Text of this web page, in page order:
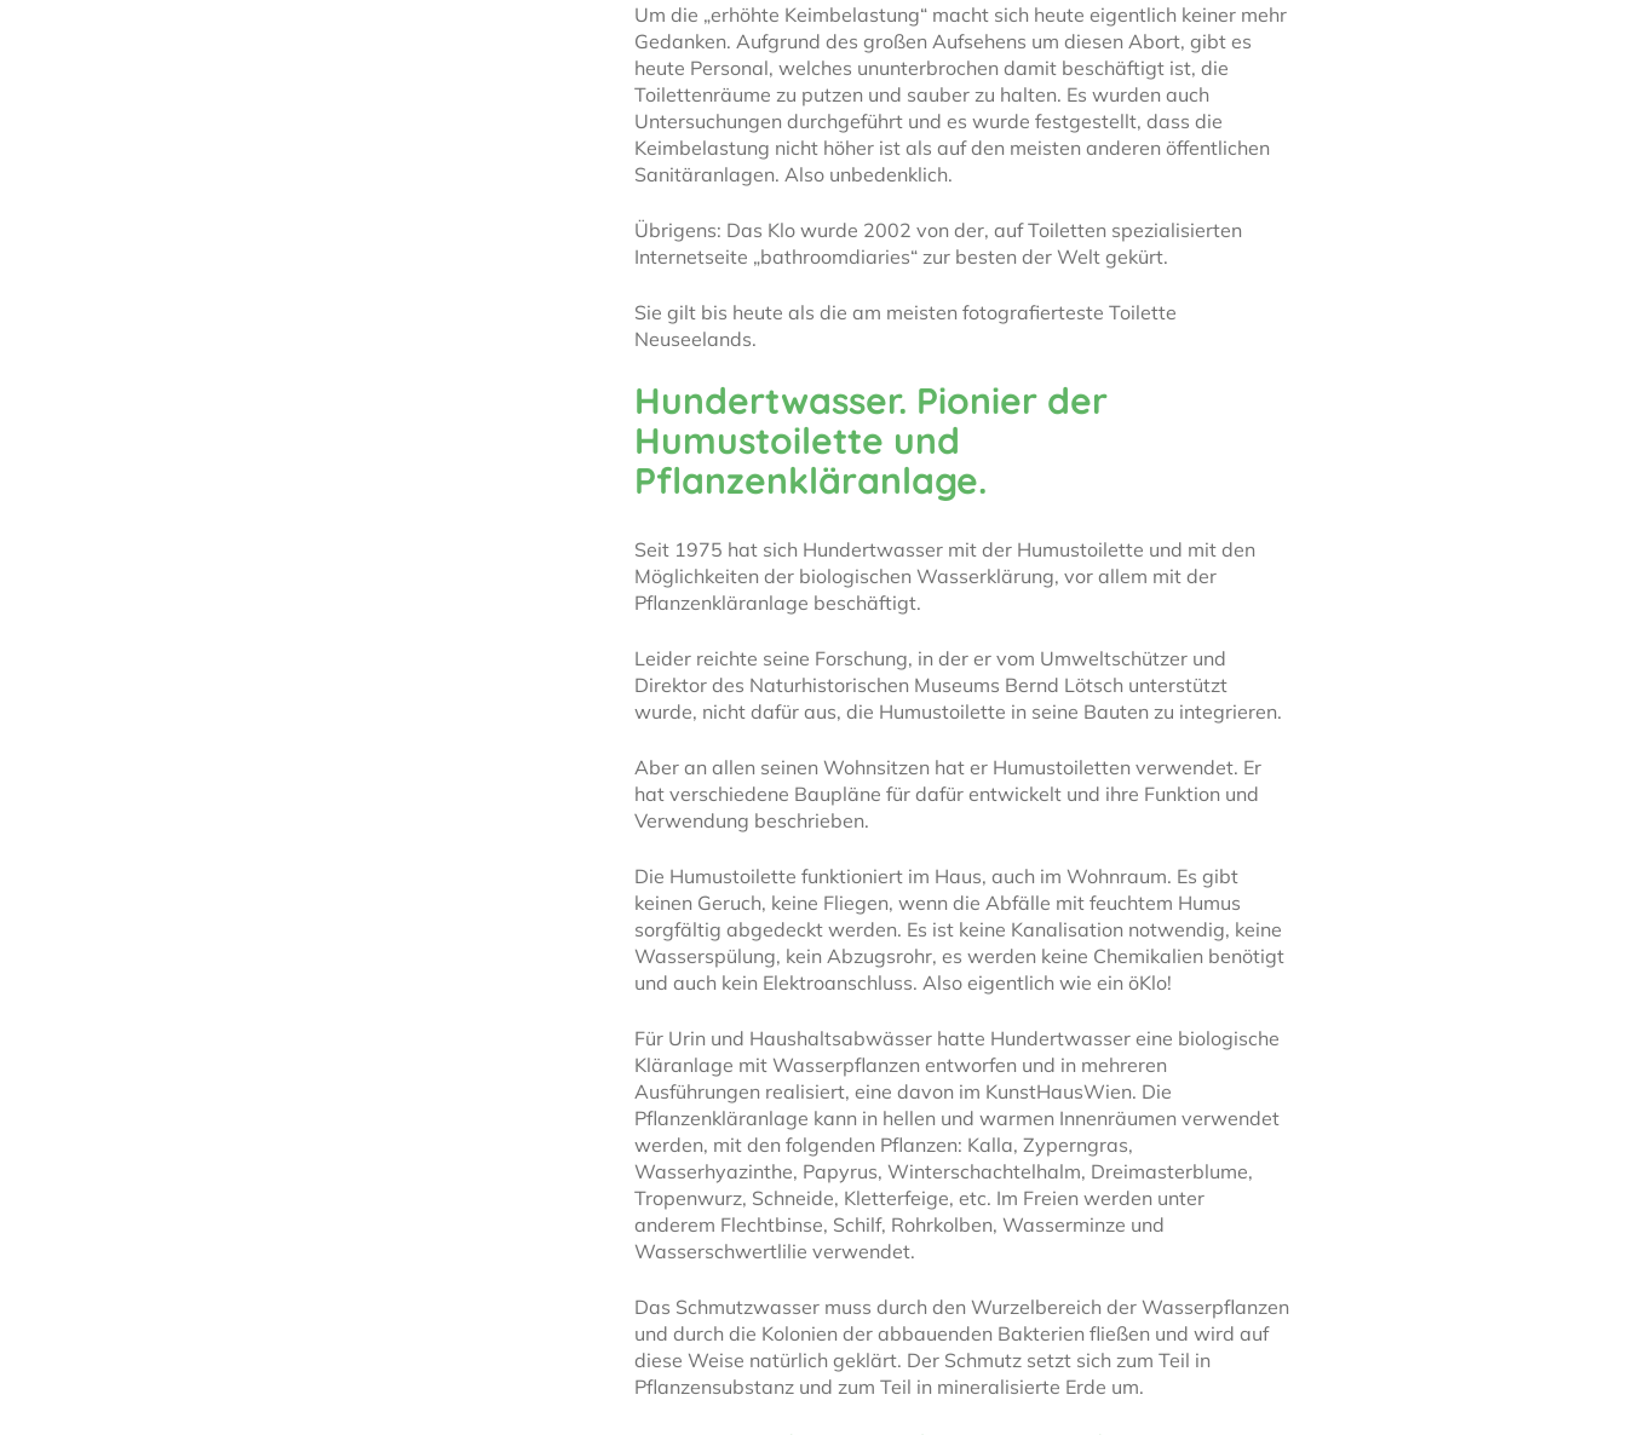
Um die „erhöhte Keimbelastung“ macht sich heute eigentlich keiner mehr
Gedanken. Aufgrund des großen Aufsehens um diesen Abort, gibt es
heute Personal, welches ununterbrochen damit beschäftigt ist, die
Toilettenräume zu putzen und sauber zu halten. Es wurden auch
Untersuchungen durchgeführt und es wurde festgestellt, dass die
Keimbelastung nicht höher ist als auf den meisten anderen öffentlichen
Sanitäranlagen. Also unbedenklich.
Übrigens: Das Klo wurde 2002 von der, auf Toiletten spezialisierten
Internetseite „bathroomdiaries“ zur besten der Welt gekürt.
Sie gilt bis heute als die am meisten fotografierteste Toilette
Neuseelands.
Hundertwasser. Pionier der
Humustoilette und
Pflanzenkläranlage.
Seit 1975 hat sich Hundertwasser mit der Humustoilette und mit den
Möglichkeiten der biologischen Wasserklärung, vor allem mit der
Pflanzenkläranlage beschäftigt.
Leider reichte seine Forschung, in der er vom Umweltschützer und
Direktor des Naturhistorischen Museums Bernd Lötsch unterstützt
wurde, nicht dafür aus, die Humustoilette in seine Bauten zu integrieren.
Aber an allen seinen Wohnsitzen hat er Humustoiletten verwendet. Er
hat verschiedene Baupläne für dafür entwickelt und ihre Funktion und
Verwendung beschrieben.
Die Humustoilette funktioniert im Haus, auch im Wohnraum. Es gibt
keinen Geruch, keine Fliegen, wenn die Abfälle mit feuchtem Humus
sorgfältig abgedeckt werden. Es ist keine Kanalisation notwendig, keine
Wasserspülung, kein Abzugsrohr, es werden keine Chemikalien benötigt
und auch kein Elektroanschluss. Also eigentlich wie ein öKlo!
Für Urin und Haushaltsabwässer hatte Hundertwasser eine biologische
Kläranlage mit Wasserpflanzen entworfen und in mehreren
Ausführungen realisiert, eine davon im KunstHausWien. Die
Pflanzenkläranlage kann in hellen und warmen Innenräumen verwendet
werden, mit den folgenden Pflanzen: Kalla, Zyperngras,
Wasserhyazinthe, Papyrus, Winterschachtelhalm, Dreimasterblume,
Tropenwurz, Schneide, Kletterfeige, etc. Im Freien werden unter
anderem Flechtbinse, Schilf, Rohrkolben, Wasserminze und
Wasserschwertlilie verwendet.
Das Schmutzwasser muss durch den Wurzelbereich der Wasserpflanzen
und durch die Kolonien der abbauenden Bakterien fließen und wird auf
diese Weise natürlich geklärt. Der Schmutz setzt sich zum Teil in
Pflanzensubstanz und zum Teil in mineralisierte Erde um.